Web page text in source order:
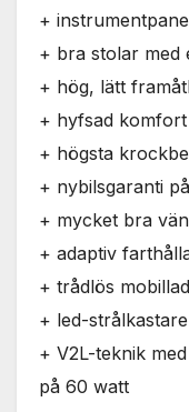
+
+ bra stolar med
+ hög, lätt
+ hyfsad komfort
+ högsta
+ nybilsgaranti
+ mycket bra
+ adaptiv
+ trådlös
+ led-strålkastare
+ V2L-teknik
på 60 watt